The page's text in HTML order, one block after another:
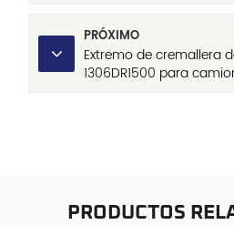
PRÓXIMO
Extremo de cremallera
1306DR1500 para
PRODUCTOS